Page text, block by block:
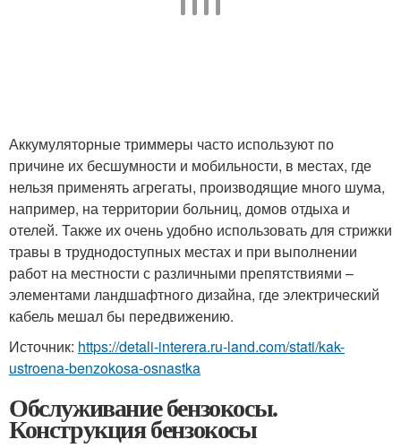
Аккумуляторные триммеры часто используют по
причине их бесшумности и мобильности, в местах, где
нельзя применять агрегаты, производящие много шума,
например, на территории больниц, домов отдыха и
отелей. Также их очень удобно использовать для стрижки
травы в труднодоступных местах и при выполнении
работ на местности с различными препятствиями –
элементами ландшафтного дизайна, где электрический
кабель мешал бы передвижению.
Источник: https://detali-interera.ru-land.com/stati/kak-
ustroena-benzokosa-osnastka
Обслуживание бензокосы.
Конструкция бензокосы